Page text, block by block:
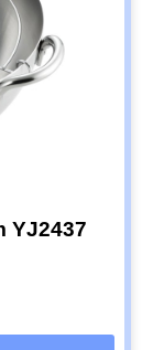
YJ2437